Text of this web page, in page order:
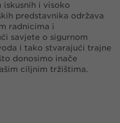
i visoko
predstavnika održava
radnicima i
savjete o sigurnom
i tako stvarajući trajne
donosimo inače
ciljnim tržištima.